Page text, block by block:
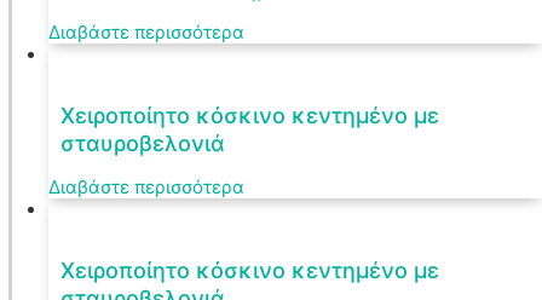
Διαβάστε περισσότερα
Χειροποίητο κόσκινο κεντημένο με
σταυροβελονιά
Διαβάστε περισσότερα
Χειροποίητο κόσκινο κεντημένο με